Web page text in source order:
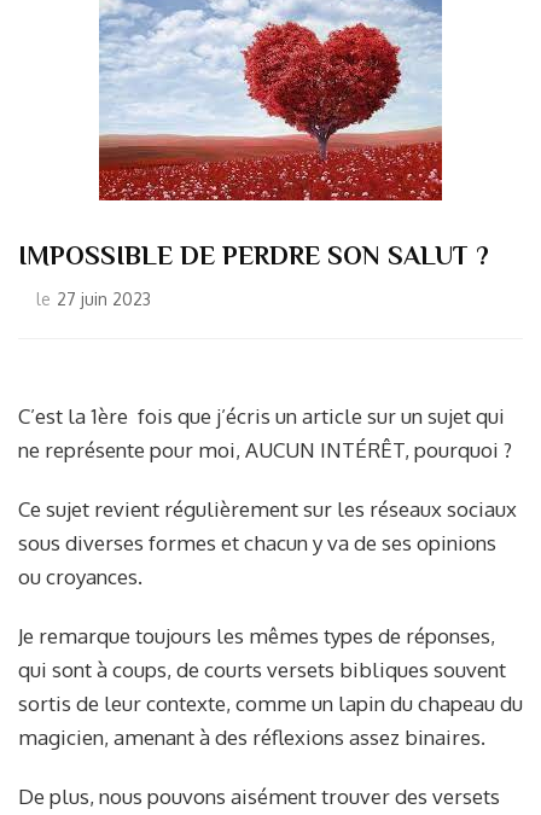
IMPOSSIBLE DE PERDRE SON SALUT ?
le 27 juin 2023
C’est la 1ère fois que j’écris un article sur un sujet qui
ne représente pour moi, AUCUN INTÉRÊT, pourquoi ?
Ce sujet revient régulièrement sur les réseaux sociaux
sous diverses formes et chacun y va de ses opinions
ou croyances.
Je remarque toujours les mêmes types de réponses,
qui sont à coups, de courts versets bibliques souvent
sortis de leur contexte, comme un lapin du chapeau du
magicien, amenant à des réflexions assez binaires.
De plus, nous pouvons aisément trouver des versets